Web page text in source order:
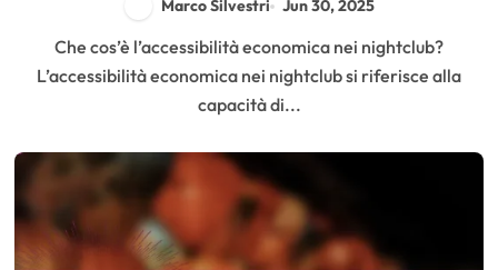
Marco Silvestri Jun 30, 2025
Che cos’è l’accessibilità economica nei nightclub?
L’accessibilità economica nei nightclub si riferisce alla
capacità di...